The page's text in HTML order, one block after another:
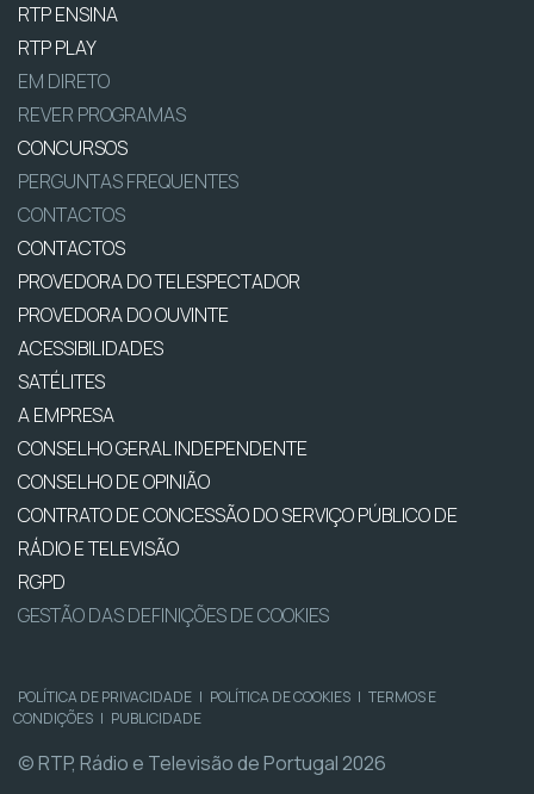
RTP ENSINA
RTP PLAY
EM DIRETO
REVER PROGRAMAS
CONCURSOS
PERGUNTAS FREQUENTES
CONTACTOS
CONTACTOS
PROVEDORA DO TELESPECTADOR
PROVEDORA DO OUVINTE
ACESSIBILIDADES
SATÉLITES
A EMPRESA
CONSELHO GERAL INDEPENDENTE
CONSELHO DE OPINIÃO
CONTRATO DE CONCESSÃO DO SERVIÇO PÚBLICO DE
RÁDIO E TELEVISÃO
RGPD
GESTÃO DAS DEFINIÇÕES DE COOKIES
POLÍTICA DE PRIVACIDADE | POLÍTICA DE COOKIES | TERMOS E
CONDIÇÕES | PUBLICIDADE
© RTP, Rádio e Televisão de Portugal 2026